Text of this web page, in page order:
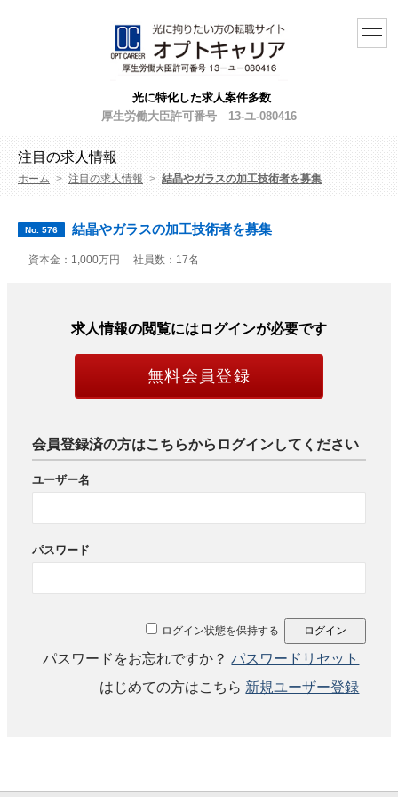
toggle
光に特化した求人案件多数
厚生労働大臣許可番号 13-ユ-080416
注目の求人情報
ホーム > 注目の求人情報 > 結晶やガラスの加工技術者を募集
No. 576 結晶やガラスの加工技術者を募集
資本金：1,000万円 社員数：17名
求人情報の閲覧にはログインが必要です
無料会員登録
会員登録済の方はこちらからログインしてください
ユーザー名
パスワード
ログイン状態を保持する
パスワードをお忘れですか？パスワードリセット
はじめての方はこちら 新規ユーザー登録